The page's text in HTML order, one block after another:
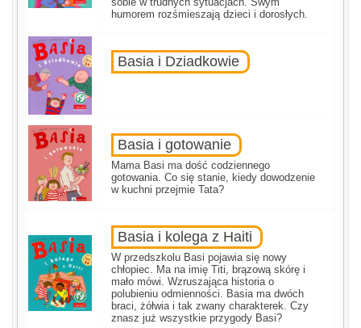
humorem rozśmieszają dzieci i dorosłych.
Basia i Dziadkowie
Basia i gotowanie
Mama Basi ma dość codziennego
gotowania. Co się stanie, kiedy dowodzenie
w kuchni przejmie Tata?
Basia i kolega z Haiti
W przedszkolu Basi pojawia się nowy
chłopiec. Ma na imię Titi, brązową skórę i
mało mówi. Wzruszająca historia o
polubieniu odmienności. Basia ma dwóch
braci, żółwia i tak zwany charakterek. Czy
znasz już wszystkie przygody Basi?